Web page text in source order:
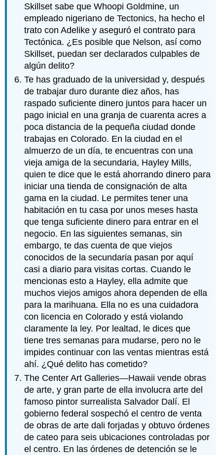
Skillset sabe que Whoopi Goldmine, un
empleado nigeriano de Tectonics, ha hecho el
trato con Adelike y aseguró el contrato para
Tectónica. ¿Es posible que Nelson, así como
Skillset, puedan ser declarados culpables de
algún delito?
Te has graduado de la universidad y, después
de trabajar duro durante diez años, has
raspado suficiente dinero juntos para hacer un
pago inicial en una granja de cuarenta acres a
poca distancia de la pequeña ciudad donde
trabajas en Colorado. En la ciudad en el
almuerzo de un día, te encuentras con una
vieja amiga de la secundaria, Hayley Mills,
quien te dice que le está ahorrando dinero para
iniciar una tienda de consignación de alta
gama en la ciudad. Le permites tener una
habitación en tu casa por unos meses hasta
que tenga suficiente dinero para entrar en el
negocio. En las siguientes semanas, sin
embargo, te das cuenta de que viejos
conocidos de la secundaria pasan por aquí
casi a diario para visitas cortas. Cuando le
mencionas esto a Hayley, ella admite que
muchos viejos amigos ahora dependen de ella
para la marihuana. Ella no es una cuidadora
con licencia en Colorado y está violando
claramente la ley. Por lealtad, le dices que
tiene tres semanas para mudarse, pero no le
impides continuar con las ventas mientras está
ahí. ¿Qué delito has cometido?
The Center Art Galleries—Hawaii vende obras
de arte, y gran parte de ella involucra arte del
famoso pintor surrealista Salvador Dalí. El
gobierno federal sospechó el centro de venta
de obras de arte dali forjadas y obtuvo órdenes
de cateo para seis ubicaciones controladas por
el centro. En las órdenes de detención se le